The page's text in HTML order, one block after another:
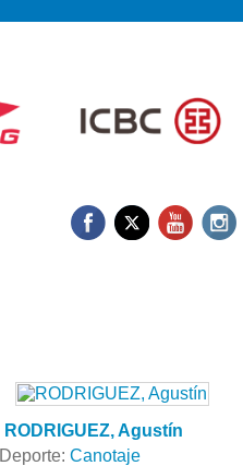
RODRIGUEZ, Agustín
Deporte: Canotaje